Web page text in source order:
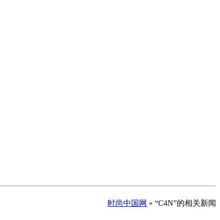
时尚中国网 » “C4N”的相关新闻